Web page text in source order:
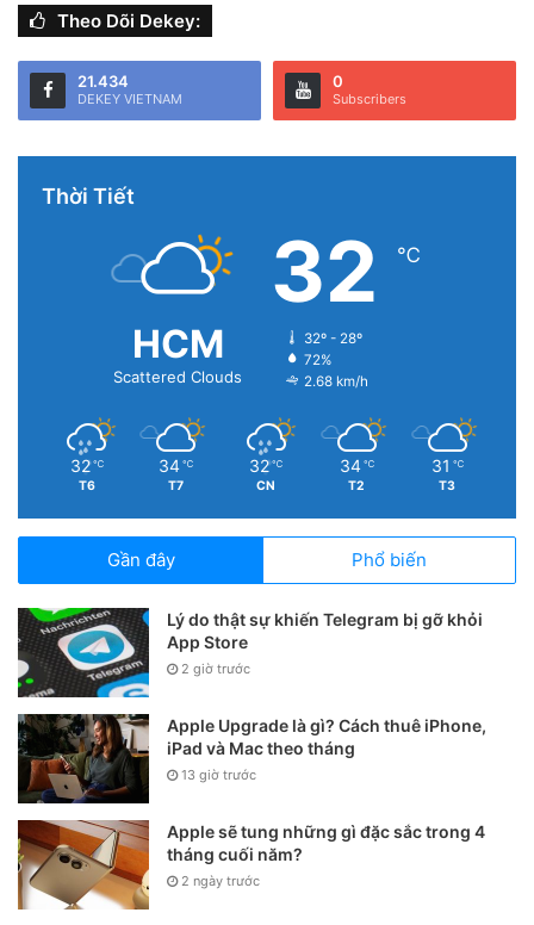
Theo Dõi Dekey:
21.434
DEKEY VIETNAM
0
Subscribers
Thời Tiết
HCM
Scattered Clouds
32 ℃
32º - 28º
72%
2.68 km/h
32 ℃
T6
34 ℃
T7
32 ℃
CN
34 ℃
T2
31 ℃
T3
Gần đây Phổ biến
Lý do thật sự khiến Telegram bị gỡ khỏi
App Store
2 giờ trước
Apple Upgrade là gì? Cách thuê iPhone,
iPad và Mac theo tháng
13 giờ trước
Apple sẽ tung những gì đặc sắc trong 4
tháng cuối năm?
2 ngày trước